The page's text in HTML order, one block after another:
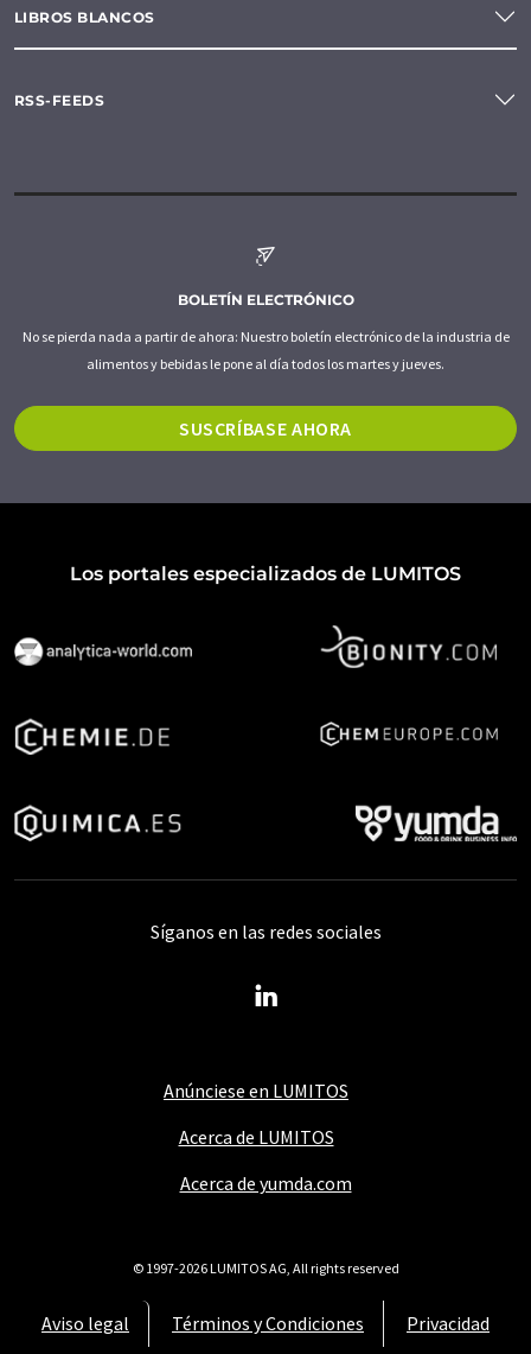
LIBROS BLANCOS
RSS-FEEDS
BOLETÍN ELECTRÓNICO
No se pierda nada a partir de ahora: Nuestro boletín electrónico de la industria de
alimentos y bebidas le pone al día todos los martes y jueves.
SUSCRÍBASE AHORA
Los portales especializados de LUMITOS
Anúnciese en LUMITOS
Acerca de LUMITOS
Acerca de yumda.com
Aviso legal Términos y Condiciones Privacidad
Síganos en las redes sociales
© 1997-2026 LUMITOS AG, All rights reserved